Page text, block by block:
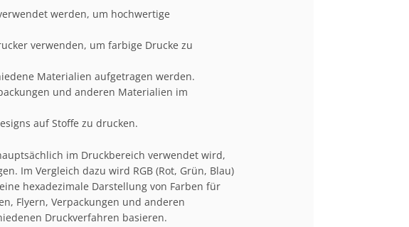
werden, um hochwertige
verwenden, um farbige Drucke zu
Materialien aufgetragen werden.
und anderen Materialien im
auf Stoffe zu drucken.
im Druckbereich verwendet wird,
Im Vergleich dazu wird RGB (Rot, Grün, Blau)
hexadezimale Darstellung von Farben für
Flyern, Verpackungen und anderen
Druckverfahren basieren.